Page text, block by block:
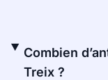
Combien
Treix ?